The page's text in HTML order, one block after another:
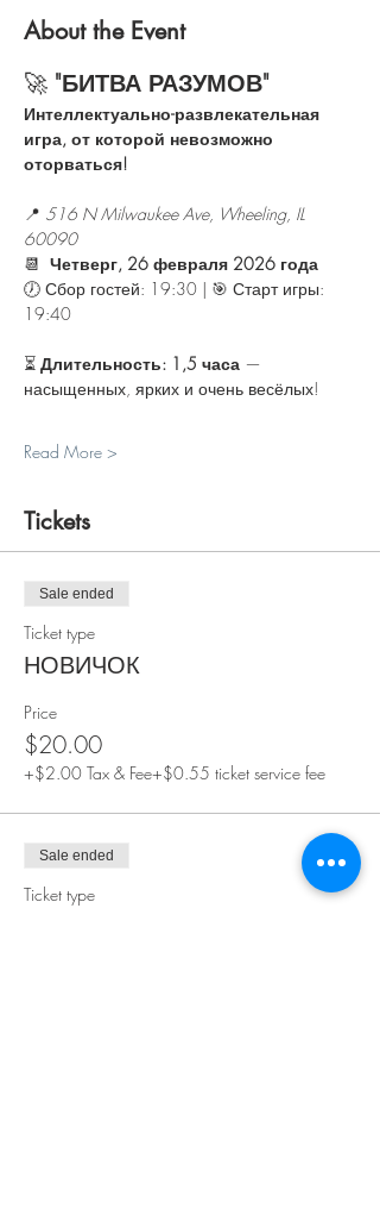
About the Event
🚀 "БИТВА РАЗУМОВ"
Интеллектуально-развлекательная
игра, от которой невозможно
оторваться!
📍 516 N Milwaukee Ave, Wheeling, IL
60090
📆 Четверг, 26 февраля 2026 года
🕖 Сбор гостей: 19:30 | 🎯 Старт игры:
19:40
⏳ Длительность: 1,5 часа —
насыщенных, ярких и очень весёлых!
Read More >
Tickets
Sale ended
Ticket type
НОВИЧОК
Price
$20.00
+$2.00 Tax & Fee+$0.55 ticket service fee
Sale ended
Ticket type